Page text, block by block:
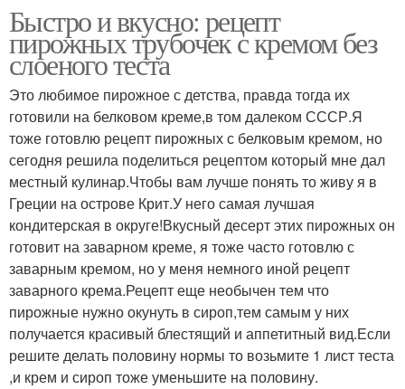
Быстро и вкусно: рецепт
пирожных трубочек с кремом без
слоеного теста
Это любимое пирожное с детства, правда тогда их
готовили на белковом креме,в том далеком СССР.Я
тоже готовлю рецепт пирожных с белковым кремом, но
сегодня решила поделиться рецептом который мне дал
местный кулинар.Чтобы вам лучше понять то живу я в
Греции на острове Крит.У него самая лучшая
кондитерская в округе!Вкусный десерт этих пирожных он
готовит на заварном креме, я тоже часто готовлю с
заварным кремом, но у меня немного иной рецепт
заварного крема.Рецепт еще необычен тем что
пирожные нужно окунуть в сироп,тем самым у них
получается красивый блестящий и аппетитный вид.Если
решите делать половину нормы то возьмите 1 лист теста
,и крем и сироп тоже уменьшите на половину.